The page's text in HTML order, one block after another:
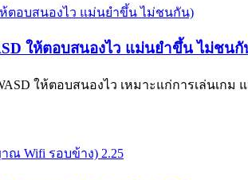
ให้ตอบสนองไว แม่นยำขึ้น ไม่ชนกั
ให้ตอบสนองไว เหมาะแก่การเล่นเ